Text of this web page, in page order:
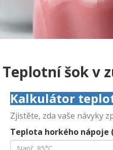
Teplotní šok v
Kalkulátor
Zjistěte, zda vaše návyky
Teplota horkého nápoje